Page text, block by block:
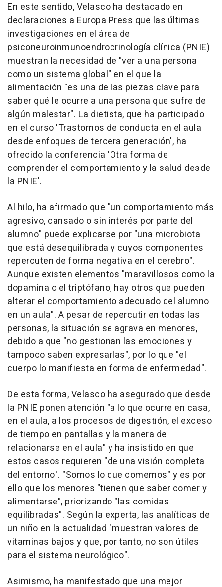
En este sentido, Velasco ha destacado en
declaraciones a Europa Press que las últimas
investigaciones en el área de
psiconeuroinmunoendrocrinología clínica (PNIE)
muestran la necesidad de "ver a una persona
como un sistema global" en el que la
alimentación "es una de las piezas clave para
saber qué le ocurre a una persona que sufre de
algún malestar". La dietista, que ha participado
en el curso 'Trastornos de conducta en el aula
desde enfoques de tercera generación', ha
ofrecido la conferencia 'Otra forma de
comprender el comportamiento y la salud desde
la PNIE'.
Al hilo, ha afirmado que "un comportamiento más
agresivo, cansado o sin interés por parte del
alumno" puede explicarse por "una microbiota
que está desequilibrada y cuyos componentes
repercuten de forma negativa en el cerebro".
Aunque existen elementos "maravillosos como la
dopamina o el triptófano, hay otros que pueden
alterar el comportamiento adecuado del alumno
en un aula". A pesar de repercutir en todas las
personas, la situación se agrava en menores,
debido a que "no gestionan las emociones y
tampoco saben expresarlas", por lo que "el
cuerpo lo manifiesta en forma de enfermedad".
De esta forma, Velasco ha asegurado que desde
la PNIE ponen atención "a lo que ocurre en casa,
en el aula, a los procesos de digestión, el exceso
de tiempo en pantallas y la manera de
relacionarse en el aula" y ha insistido en que
estos casos requieren "de una visión completa
del entorno". "Somos lo que comemos" y es por
ello que los menores "tienen que saber comer y
alimentarse", priorizando "las comidas
equilibradas". Según la experta, las analíticas de
un niño en la actualidad "muestran valores de
vitaminas bajos y que, por tanto, no son útiles
para el sistema neurológico".
Asimismo, ha manifestado que una mejor